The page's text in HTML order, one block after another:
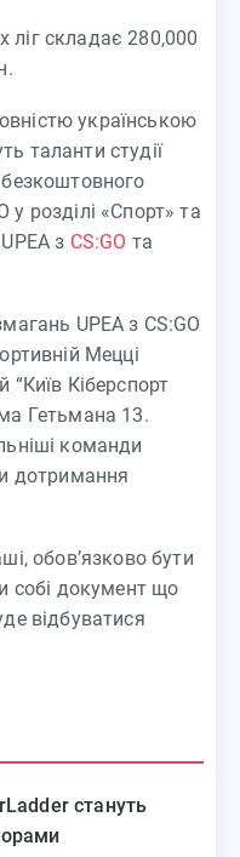
ліг складає 280,000
українською
таланти студії
у розділі «Спорт» та
з CS:GO та
UPEA з CS:GO
Мецці
“Київ Кіберспорт
Гетьмана 13.
команди
дотримання
обов’язково бути
собі документ що
відбуватися
стануть